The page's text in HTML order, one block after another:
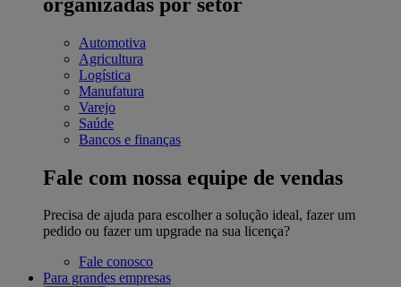
Automotiva
Agricultura
Logística
Manufatura
Varejo
Saúde
Bancos e finanças
Fale com nossa equipe de vendas
Precisa de ajuda para escolher a solução ideal, fazer um
pedido ou fazer um upgrade na sua licença?
Fale conosco
Para grandes empresas